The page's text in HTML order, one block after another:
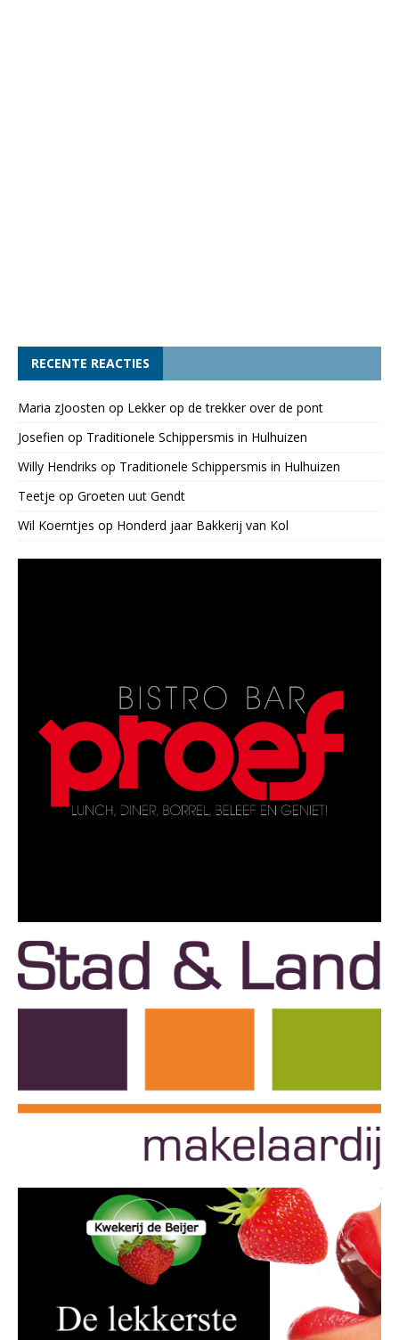
RECENTE REACTIES
Maria zJoosten op Lekker op de trekker over de pont
Josefien op Traditionele Schippersmis in Hulhuizen
Willy Hendriks op Traditionele Schippersmis in Hulhuizen
Teetje op Groeten uut Gendt
Wil Koerntjes op Honderd jaar Bakkerij van Kol